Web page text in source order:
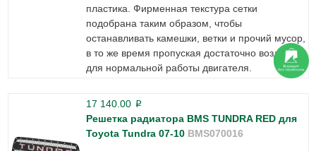
пластика. Фирменная текстура сетки
подобрана таким образом, чтобы
останавливать камешки, ветки и прочий мусор,
в то же время пропуская достаточно воздуха
для нормальной работы двигателя.
17 140.00 p
Решетка радиатора BMS TUNDRA RED для
Toyota Tundra 07-10 BMS070016